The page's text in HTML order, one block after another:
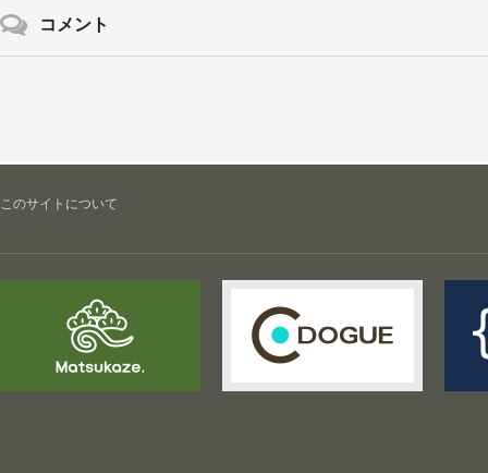
コメント
このサイトについて